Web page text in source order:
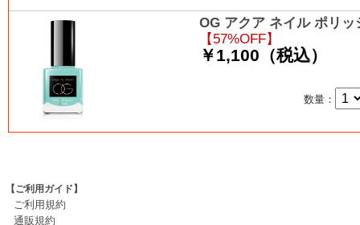
OG アクア ネイル ポリッ
【57%OFF】
￥1,100（税込）
数量：
【ご利用ガイド】
ご利用規約
通販規約